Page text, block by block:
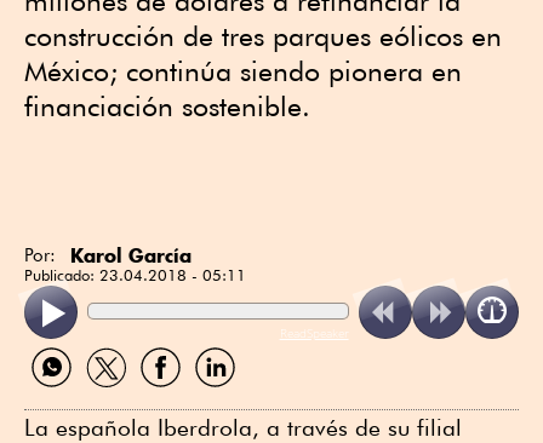
construcción de tres parques eólicos en
México; continúa siendo pionera en
financiación sostenible.
Por: Karol García
Publicado: 23.04.2018 - 05:11
ReadSpeaker
Compartir
por
Compartir
por
Compartir
por
Compartir
por
La española Iberdrola, a través de su filial